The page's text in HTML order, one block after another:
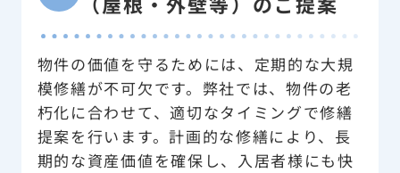
物件の価値を守るためには、定期的な大規
模修繕が不可欠です。弊社では、物件の老
朽化に合わせて、適切なタイミングで修繕
提案を行います。計画的な修繕により、長
期的な資産価値を確保し、入居者様にも快